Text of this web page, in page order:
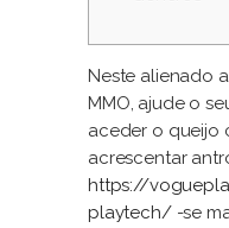
Neste alienado
MMO, ajude o
aceder o queijo
acrescentar
https://
playtech/-se